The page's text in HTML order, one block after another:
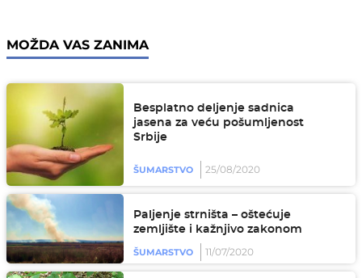
MOŽDA VAS ZANIMA
Besplatno deljenje sadnica
jasena za veću pošumljenost
Srbije
ŠUMARSTVO 25/08/2020
Paljenje strništa – oštećuje
zemljište i kažnjivo zakonom
ŠUMARSTVO 11/07/2020